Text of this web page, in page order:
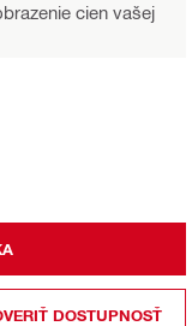
cien vašej
DOSTUPNOSŤ